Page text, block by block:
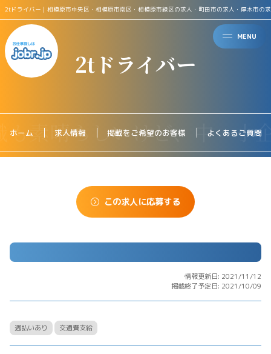
MENU
2tドライバー｜相模原市中央区・相模原市南区・相模原市緑区の求人・町田市の求人・厚木市の
2tドライバー
ホーム 求人情報 掲載をご希望のお客様 よくあるご質問
この求人に応募する
情報更新日: 2021/11/12
掲載終了予定日: 2021/10/09
週払いあり 交通費支給